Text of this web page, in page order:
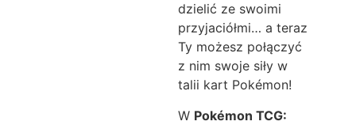
dzielić ze swoimi
przyjaciółmi… a teraz
Ty możesz połączyć
z nim swoje siły w
talii kart Pokémon!
W Pokémon TCG: